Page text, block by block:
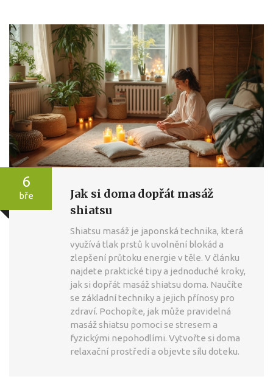
6
bře
Jak si doma dopřát masáž
shiatsu
Shiatsu masáž je japonská technika, která
využívá tlak prstů k uvolnění blokád a
zlepšení průtoku energie v těle. V článku
najdete praktické tipy a jednoduché kroky,
jak si dopřát masáž shiatsu doma. Naučíte
se základní techniky a jejich přínosy pro
zdraví. Pochopíte, jak může pravidelná
masáž shiatsu pomoci se stresem a
fyzickými nepohodlími. Vytvořte si doma
relaxační prostředí a objevte sílu doteku.